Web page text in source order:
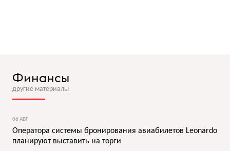
Финансы
другие материалы
06 АВГ
Оператора системы бронирования авиабилетов Leonardo
планируют выставить на торги